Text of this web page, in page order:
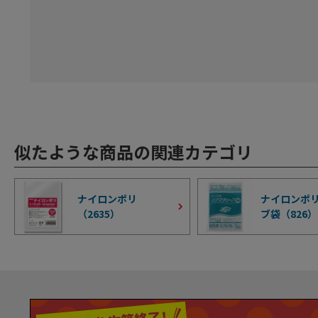
似たような商品の関連カテゴリ
ナイロンポリ
（2635）
ナイロンポ
ブ袋（826）